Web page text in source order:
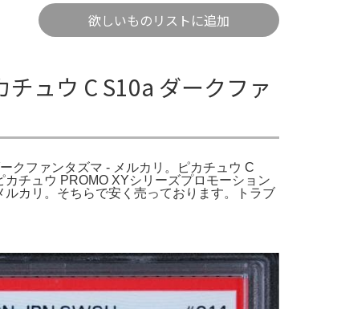
欲しいものリストに追加
ュウ C S10a ダークファ
クファンタズマ - メルカリ。ピカチュウ C
チュウ PROMO XYシリーズプロモーション
カリ。そちらで安く売っております。トラブ